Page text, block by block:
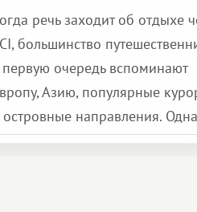
речь заходит об отдыхе
большинство
первую очередь вспоминают
Азию, популярные
островные направления.
обменной